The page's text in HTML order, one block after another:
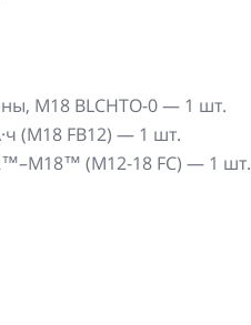
M18 BLCHTO-0 — 1 шт.
(M18 FB12) — 1 шт.
(M12-18 FC) — 1 шт.